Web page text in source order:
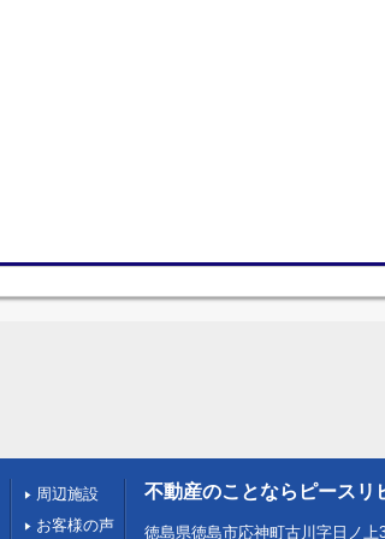
周辺施設
お客様の声
不動産のことならピースリ
徳島県徳島市応神町古川字日ノ上